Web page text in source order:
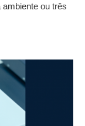
ou três